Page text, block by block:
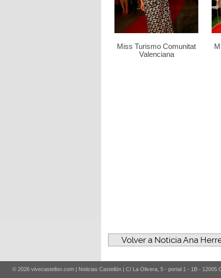
Miss Turismo Comunitat
Valenciana
Volver a Noticia Ana
© 2026 vivecastellon.com | Noticias Castellón | C/ La Olivera, 5 - portal 1 - 1B - 12005